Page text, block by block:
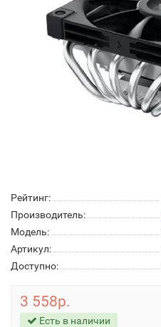
Рейтинг:
Производитель:
Модель:
Артикул:
Доступно:
3 558р.
Есть в наличии